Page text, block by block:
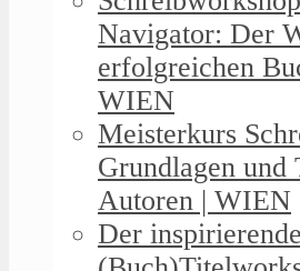
Navigator: Der
erfolgreichen
WIEN
Meisterkurs
Grundlagen und
Autoren | WIEN
Der inspirierende